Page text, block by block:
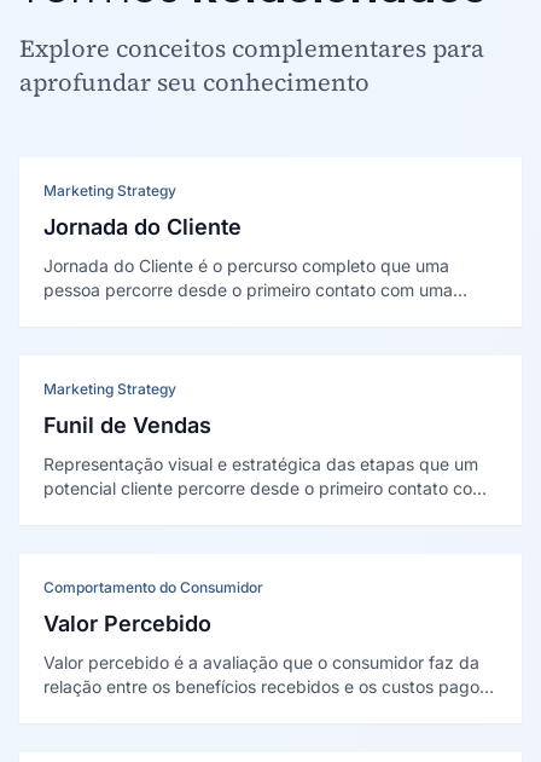
Explore conceitos complementares para
aprofundar seu conhecimento
Marketing Strategy
Jornada do Cliente
Jornada do Cliente é o percurso completo que uma
pessoa percorre desde o primeiro contato com uma
Marketing Strategy
Funil de Vendas
Representação visual e estratégica das etapas que um
potencial cliente percorre desde o primeiro contato com
Comportamento do Consumidor
Valor Percebido
Valor percebido é a avaliação que o consumidor faz da
relação entre os benefícios recebidos e os custos pagos